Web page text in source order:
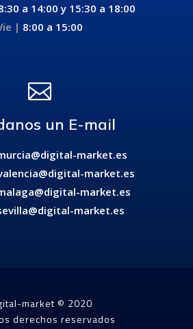
a 14:00 y 15:30 a 18:00
| 8:00 a 15:00

un E-mail
market.es
market.es
market.es
market.es
market © 2020
derechos reservados